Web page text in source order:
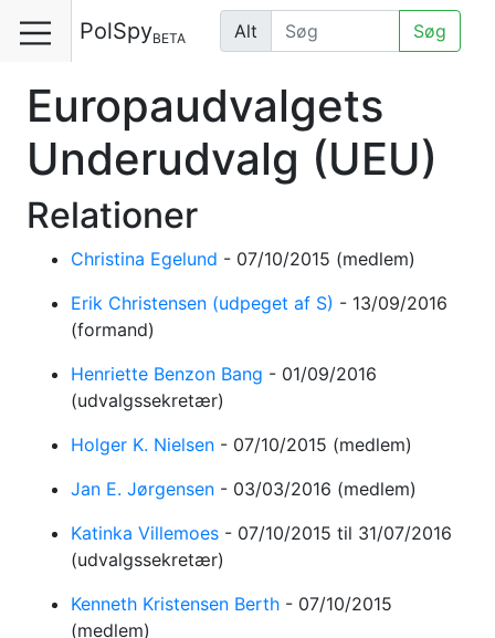
PolSpyBETA Alt Søg
Europaudvalgets
Underudvalg (UEU)
Relationer
Christina Egelund - 07/10/2015 (medlem)
Erik Christensen (udpeget af S) - 13/09/2016
(formand)
Henriette Benzon Bang - 01/09/2016
(udvalgssekretær)
Holger K. Nielsen - 07/10/2015 (medlem)
Jan E. Jørgensen - 03/03/2016 (medlem)
Katinka Villemoes - 07/10/2015 til 31/07/2016
(udvalgssekretær)
Kenneth Kristensen Berth - 07/10/2015
(medlem)